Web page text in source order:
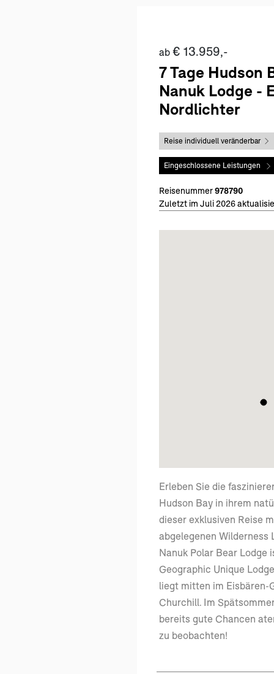
ab € 13.959,-
7 Tage Hudson
Nanuk Lodge -
Nordlichter
Reise individuell veränderbar
Eingeschlossene Leistungen
Reisenummer978790
Zuletzt im Juli 2026
Erleben Sie die
Hudson Bay in ihrem
dieser exklusiven Reise
abgelegenen Wilderness
Nanuk Polar Bear Lodge
Geographic Unique
liegt mitten im Eisbären-
Churchill. Im
bereits gute Chancen
zu beobachten!